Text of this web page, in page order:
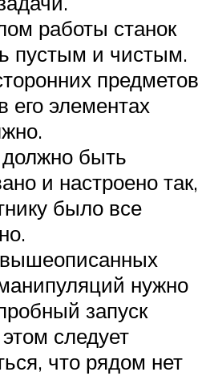
работы станок
пустым и чистым.
предметов
его элементах
быть
и настроено так,
было все
нужно
запуск
следует
что рядом нет